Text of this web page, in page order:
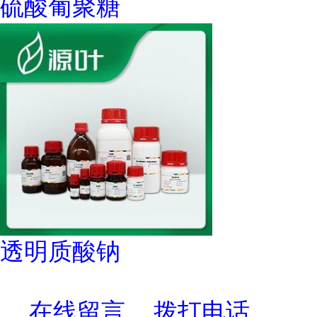
硫酸葡聚糖
透明质酸钠
在线留言 拨打电话